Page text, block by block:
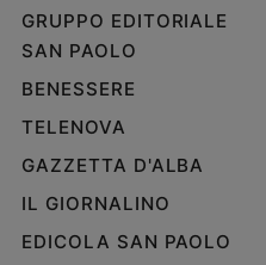
GRUPPO EDITORIALE
SAN PAOLO
BENESSERE
TELENOVA
GAZZETTA D'ALBA
IL GIORNALINO
EDICOLA SAN PAOLO